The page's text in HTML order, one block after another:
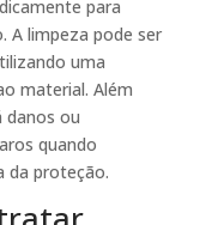
para
A limpeza pode ser
uma
material. Além
danos ou
quando
da proteção.